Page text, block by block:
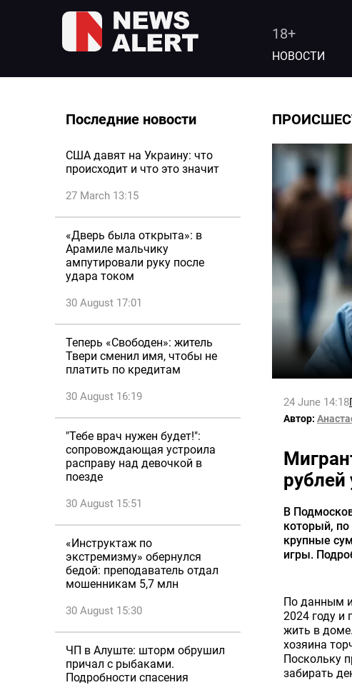
18+
НОВОСТИ
Последние новости
США давят на Украину: что
происходит и что это значит
27 March 13:15
«Дверь была открыта»: в
Арамиле мальчику
ампутировали руку после
удара током
30 August 17:01
Теперь «Свободен»: житель
Твери сменил имя, чтобы не
платить по кредитам
30 August 16:19
"Тебе врач нужен будет!":
сопровождающая устроила
расправу над девочкой в
поезде
30 August 15:51
«Инструктаж по
экстремизму» обернулся
бедой: преподаватель отдал
мошенникам 5,7 млн
30 August 15:30
ЧП в Алуште: шторм обрушил
причал с рыбаками.
Подробности спасения
24 June 14:18
Автор:
рублей
В
который, по
крупные
игры.
По данным
2024 году и
жить в
хозяина
Поскольку
забирать